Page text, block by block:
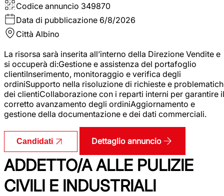
Codice annuncio 349870
Data di pubblicazione 6/8/2026
Città Albino
La risorsa sarà inserita all’interno della Direzione Vendite e
si occuperà di:Gestione e assistenza del portafoglio
clientiInserimento, monitoraggio e verifica degli
ordiniSupporto nella risoluzione di richieste e
dei clientiCollaborazione con i reparti interni per garantire il
corretto avanzamento degli ordiniAggiornamento e
gestione della documentazione e dei dati commerciali.
Candidati Dettaglio annuncio
ADDETTO/A ALLE PULIZIE
CIVILI E INDUSTRIALI